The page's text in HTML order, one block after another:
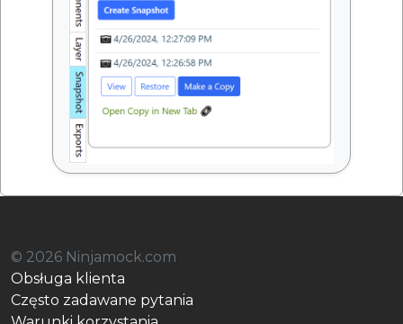
© 2026 Ninjamock.com
Obsługa klienta
Często zadawane pytania